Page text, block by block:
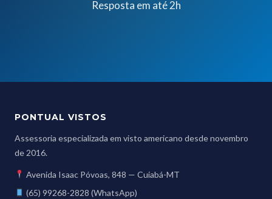
Resposta em até 2h
PONTUAL VISTOS
Assessoria especializada em visto americano desde novembro
de 2016.
Avenida Isaac Póvoas, 848 — Cuiabá-MT
(65) 99268-2828 (WhatsApp)